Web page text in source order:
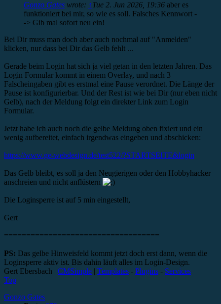
Gonzo Gates wrote: ↑Tue 2. Jun 2026, 19:36 aber es
funktioniert bei mir, so wie es soll. Falsches Kennwort -
-> Gib mal sofort neu ein!
Bei Dir muss man doch aber auch nochmal auf "Anmelden"
klicken, nur dass bei Dir das Gelb fehlt ...
Gerade beim Login hat sich ja viel getan in den letzten Jahren. Das
Login Formular kommt in einem Overlay, und nach 3
Falscheingaben gibt es erstmal eine Pause verordnet. Die Länge der
Pause ist konfigurierbar. Und der Rest ist wie bei Dir (nur eben nicht
Gelb), nach der Meldung folgt ein direkter Link zum Login
Formular.
Jetzt habe ich auch noch die gelbe Meldung oben fixiert und ein
wenig aufbereitet, einfach irgendwas eingeben und abschicken:
https://www.ge-webdesign.de/test522/?STARTSEITE&login
Das Gelb bleibt, es soll ja den Neugierigen oder den Hobbyhacker
anschreien und nicht anflüstern
Die Loginsperre ist auf 5 min eingestellt,
Gert
===================================
PS: Das gelbe Hinweisfeld kommt jetzt doch erst dann, wenn die
Loginsperre aktiv ist. Bis dahin läuft alles im Login-Design.
Gert Ebersbach | CMSimple | Templates - Plugins - Services
Top
Gonzo Gates